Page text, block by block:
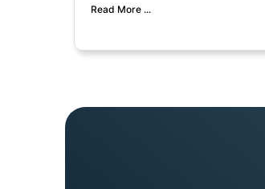
Read More ...